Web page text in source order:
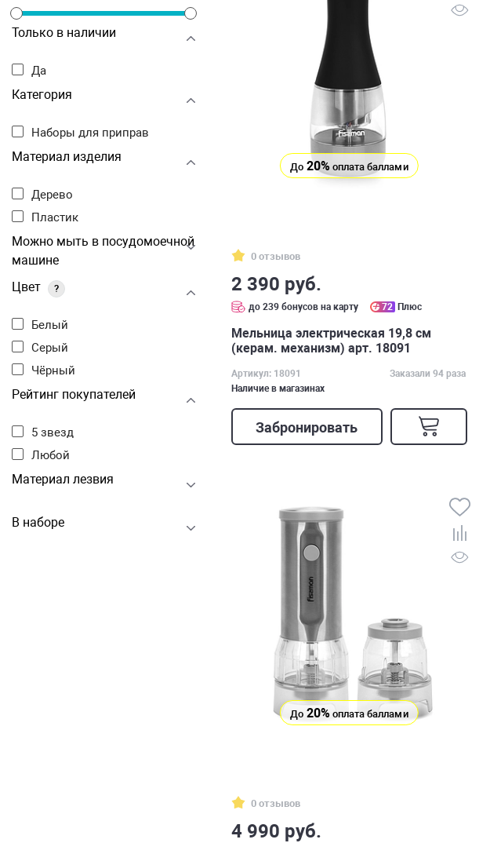
Только в наличии
Да
Категория
Наборы для приправ
Материал изделия
Дерево
Пластик
Можно мыть в посудомоечной
машине
Цвет
?
Белый
Серый
Чёрный
Рейтинг покупателей
5 звезд
Любой
Материал лезвия
В наборе
До 20%оплата баллами
0 отзывов
2 390 руб.
до 239 бонусов на карту 72 Плюс
Мельница электрическая 19,8 см
(керам. механизм) арт. 18091
Артикул: 18091
Заказали 94 раза
Наличие в магазинах
Забронировать
До 20%оплата баллами
0 отзывов
4 990 руб.